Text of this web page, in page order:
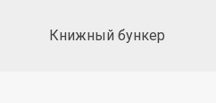
Книжный бункер